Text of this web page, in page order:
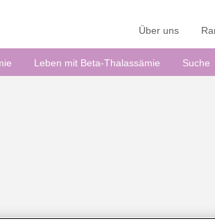
Über uns
Leben mit Beta-Thalassämie Suche